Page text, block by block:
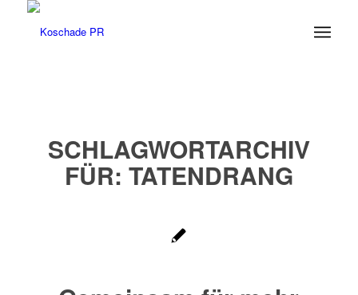
SCHLAGWORTARCHIV
FÜR: TATENDRANG